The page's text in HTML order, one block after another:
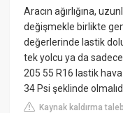
Aracın ağırlığına,
değişmekle birlikte
değerlerinde lastik
tek yolcu ya da
205 55 R16 lastik
34 Psi şeklinde
Kaynak kaldırma